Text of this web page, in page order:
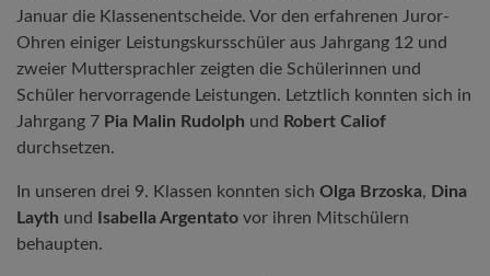
Januar die Klassenentscheide. Vor den erfahrenen Juror-
Ohren einiger Leistungskursschüler aus Jahrgang 12 und
zweier Muttersprachler zeigten die Schülerinnen und
Schüler hervorragende Leistungen. Letztlich konnten sich in
Jahrgang 7 Pia Malin Rudolph und Robert Caliof
durchsetzen.
In unseren drei 9. Klassen konnten sich Olga Brzoska, Dina
Layth und Isabella Argentato vor ihren Mitschülern
behaupten.